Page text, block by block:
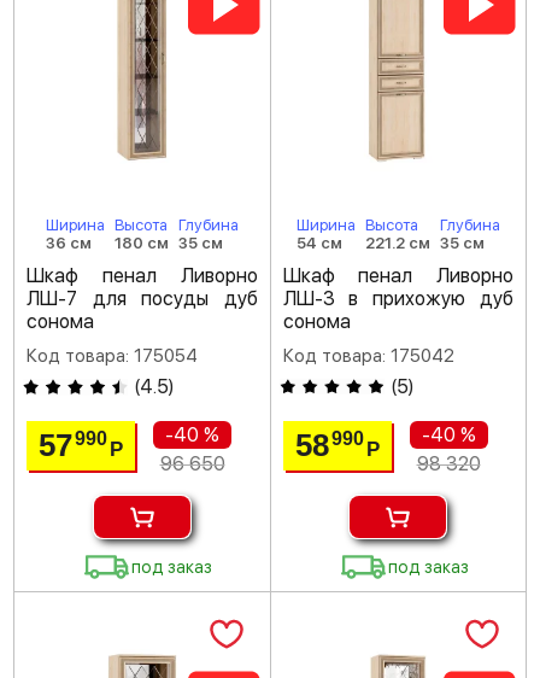
Ширина
36 см
Высота
180 см
Глубина
35 см
Шкаф пенал Ливорно
ЛШ-7 для посуды дуб
сонома
Код товара: 175054
(4.5)
57990Р
-40 %
96 650
под заказ
Ширина
54 см
Высота
221.2 см
Глубина
35 см
Шкаф пенал Ливорно
ЛШ-3 в прихожую дуб
сонома
Код товара: 175042
(5)
58990 Р
-40 %
98 320
под заказ